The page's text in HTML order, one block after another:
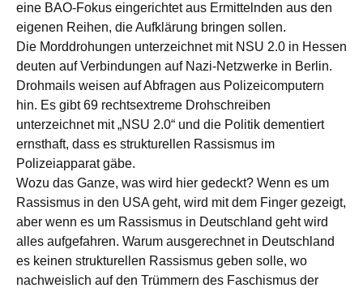
eine BAO-Fokus eingerichtet aus Ermittelnden aus den
eigenen Reihen, die Aufklärung bringen sollen.
Die Morddrohungen unterzeichnet mit NSU 2.0 in Hessen
deuten auf Verbindungen auf Nazi-Netzwerke in Berlin.
Drohmails weisen auf Abfragen aus Polizeicomputern
hin. Es gibt 69 rechtsextreme Drohschreiben
unterzeichnet mit „NSU 2.0“ und die Politik dementiert
ernsthaft, dass es strukturellen Rassismus im
Polizeiapparat gäbe.
Wozu das Ganze, was wird hier gedeckt? Wenn es um
Rassismus in den USA geht, wird mit dem Finger gezeigt,
aber wenn es um Rassismus in Deutschland geht wird
alles aufgefahren. Warum ausgerechnet in Deutschland
es keinen strukturellen Rassismus geben solle, wo
nachweislich auf den Trümmern des Faschismus der